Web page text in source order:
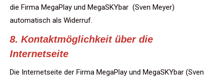
die Firma MegaPlay und MegaSKYbar (Sven Meyer)
automatisch als Widerruf.
8. Kontaktmöglichkeit über die
Internetseite
Die Internetseite der Firma MegaPlay und MegaSKYbar (Sven